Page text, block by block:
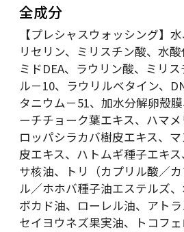
全成分
【プレシャスウォッシング】
リセリン、ミリスチン酸、水
ミドDEA、ラウリン酸、ミリ
ル－10、ラウリルベタイン、
タニウム－51、加水分解卵殻
ーチチョーク葉エキス、ハマ
ロッパシラカバ樹皮エキス、
皮エキス、ハトムギ種子エキ
サ核油、トリ（カプリル酸／
ル／ホホバ種子油エステルズ
ボカド油、ローレル油、アトラ
セイヨウネズ果実油、トコフ